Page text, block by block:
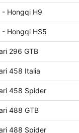
- Hongqi H9
- Hongqi HS5
296 GTB
458 Italia
458 Spider
488 GTB
488 Spider